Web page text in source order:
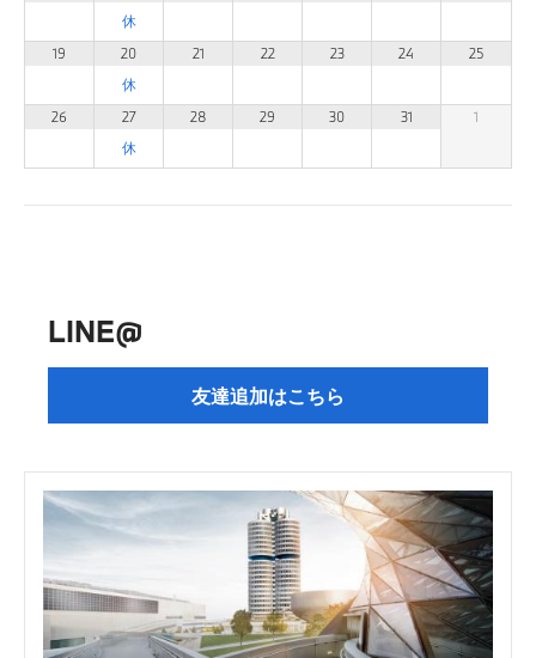
19 20 21 22 23 24 25
26 27 28 29 30 31 1
LINE@
友達追加はこちら